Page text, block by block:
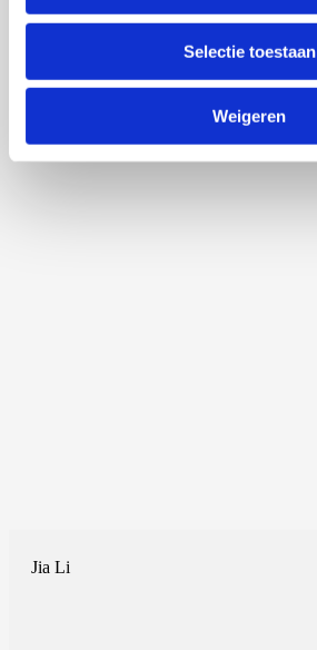
Selectie toestaan
Weigeren
Jia Li